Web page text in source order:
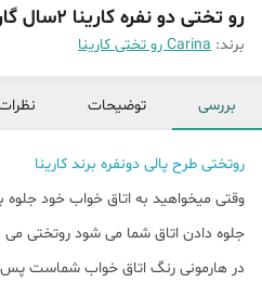
رو تختی دو نفره کارینا 2سال گارانتی
برند: Carina رو تختی کارینا
بررسی توضیحات
روتختی طرح پالی دونفره برند کارینا
وقتی میخواهید به اتاق خواب خود
جلوه دادن اتاق شما می شود روتختی می
در هارمونی رنگ اتاق خواب شماست